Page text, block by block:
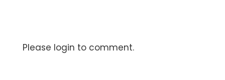
Please login to comment.